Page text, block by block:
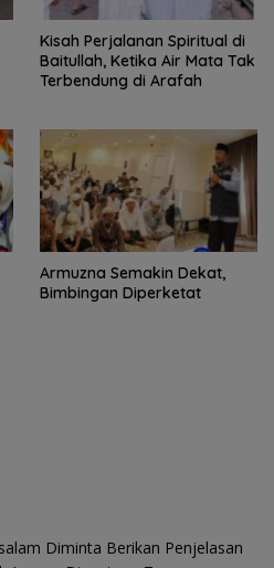
Kisah Perjalanan Spiritual di
Baitullah, Ketika Air Mata Tak
Terbendung di Arafah
Armuzna Semakin Dekat,
Bimbingan Diperketat